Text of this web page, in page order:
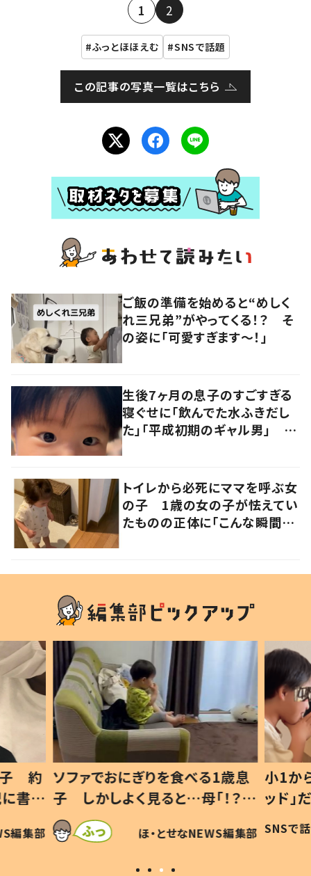
1 2
ふっとほほえむ SNSで話題
この記事の写真一覧はこちら
ご飯の準備を始めると“めしく
れ三兄弟”がやってくる！？ そ
の姿に「可愛すぎます〜！」
生後7ヶ月の息子のすごすぎる
寝ぐせに「飲んでた水ふきだし
た」「平成初期のギャル男」 実
トイレから必死にママを呼ぶ女
の子 1歳の女の子が怯えてい
たものの正体に「こんな瞬間
子 約
書い
編集部
ソファでおにぎりを食べる1歳息
子 しかしよく見ると…母「！？」
すべてを察した母の投稿に「可愛
いから許す！」「現行犯〜」
ほ・とせなNEWS編集部
小1か
ッド
作り
#令和
SNSで